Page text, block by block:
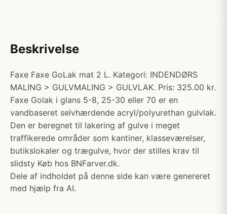
Beskrivelse
Faxe Faxe GoLak mat 2 L. Kategori: INDENDØRS
MALING > GULVMALING > GULVLAK. Pris: 325.00 kr.
Faxe Golak i glans 5-8, 25-30 eller 70 er en
vandbaseret selvhærdende acryl/polyurethan gulvlak.
Den er beregnet til lakering af gulve i meget
traffikerede områder som kantiner, klasseværelser,
butikslokaler og trægulve, hvor der stilles krav til
slidsty Køb hos BNFarver.dk.
Dele af indholdet på denne side kan være genereret
med hjælp fra AI.